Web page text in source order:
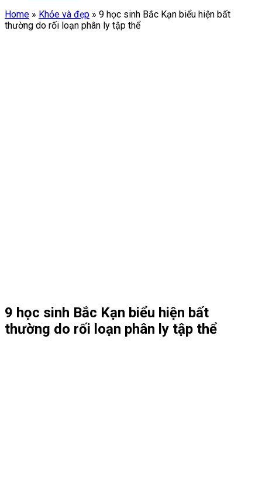
Home » Khỏe và đẹp » 9 học sinh Bắc Kạn biểu hiện bất
thường do rối loạn phân ly tập thể
9 học sinh Bắc Kạn biểu hiện bất
thường do rối loạn phân ly tập thể